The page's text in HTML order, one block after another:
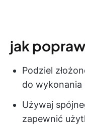
jak
Podziel
do wykonania
Używaj
zapewnić